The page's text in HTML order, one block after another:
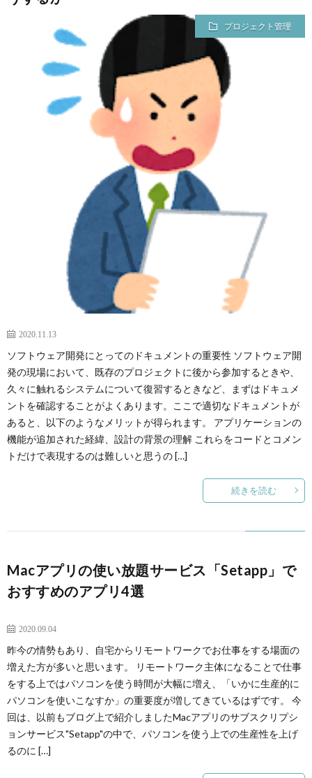
プロジェクト管理
2020.11.13
ソフトウェア開発にとってのドキュメントの重要性 ソフトウェア開
発の現場において、既存のプロジェクトに後から参加するときや、
久々に触れるシステムについて復習するときなど、まずはドキュメ
ントを確認することがよくあります。ここで適切なドキュメントが
あると、以下のようなメリットが得られます。 アプリケーションの
機能が追加された経緯、設計の背景の理解 これらをコードとコメン
トだけで表現するのは難しいと思うの […]
続きを読む
Macアプリの使い放題サービス「Setapp」で
おすすめのアプリ4選
2020.09.04
昨今の情勢もあり、自宅からリモートワークでお仕事をする場面の
増えた方が多いと思います。 リモートワーク主体になることで仕事
をする上ではパソコンを使う時間が大幅に増え、「いかに生産的に
パソコンを使いこなすか」の重要度が増してきているはずです。 今
回は、以前もブログ上で紹介しましたMacアプリのサブスクリプシ
ョンサービス"Setapp"の中で、パソコンを使う上での生産性を上げ
るのに […]